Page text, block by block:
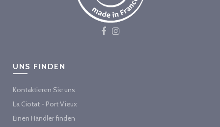
UNS FINDEN
Kontaktieren Sie uns
La Ciotat - Port Vieux
Einen Händler finden